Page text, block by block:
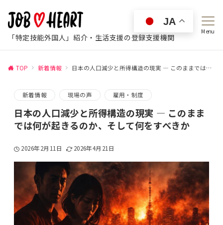
「特定技能外国人」紹介・生活支援の登録支援機関
Menu
TOP 新着情報 日本の人口減少と所得構造の現実 ― このままでは何が起きるのか、そして何をすべきか
新着情報 現場の声 雇用・制度
日本の人口減少と所得構造の現実 ― このまま
では何が起きるのか、そして何をすべきか
2026年2月11日 2026年4月21日
JA